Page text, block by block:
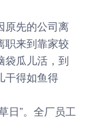
先的公司离
职来到靠家较
袋瓜儿活，到
干得如鱼得
”。全厂员工